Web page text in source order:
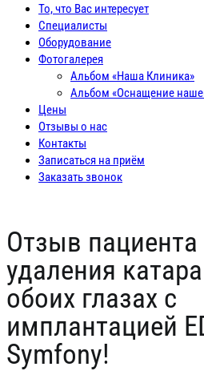
То, что Вас интересует
Специалисты
Оборудование
Фотогалерея
Альбом «Наша Клиника»
Альбом «Оснащение
Цены
Отзывы о нас
Контакты
Записаться на приём
Заказать звонок
Отзыв пациента
удаления
обоих глазах с
имплантацией
Symfony!